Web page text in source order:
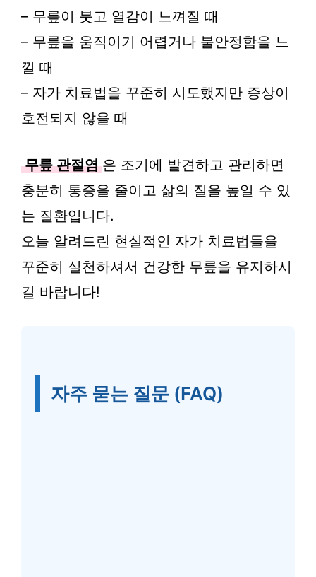
– 무릎이 붓고 열감이 느껴질 때
– 무릎을 움직이기 어렵거나 불안정함을 느
낄 때
– 자가 치료법을 꾸준히 시도했지만 증상이
호전되지 않을 때
무릎 관절염 은 조기에 발견하고 관리하면
충분히 통증을 줄이고 삶의 질을 높일 수 있
는 질환입니다.
오늘 알려드린 현실적인 자가 치료법들을
꾸준히 실천하셔서 건강한 무릎을 유지하시
길 바랍니다!
자주 묻는 질문 (FAQ)